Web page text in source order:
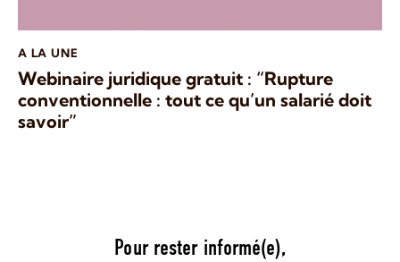
A LA UNE
Webinaire juridique gratuit : “Rupture
conventionnelle : tout ce qu’un salarié doit
savoir”
Pour rester informé(e),